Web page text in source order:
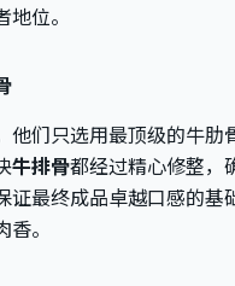
位。
他们只选用最顶级的牛
牛排骨都经过精心修整，
证最终成品卓越口感的
。